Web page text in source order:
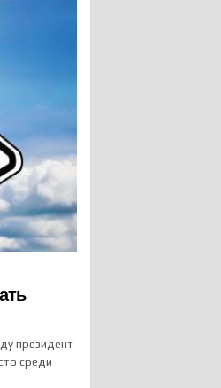
президент
среди